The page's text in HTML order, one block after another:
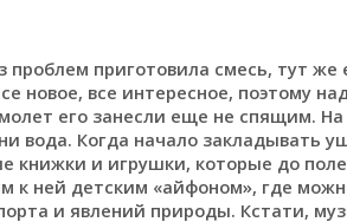
проблем приготовила смесь, тут
новое, все интересное, поэтому
его занесли еще не спящим.
вода. Когда начало закладывать
книжки и игрушки, которые до
к ней детским «айфоном», где
и явлений природы. Кстати,